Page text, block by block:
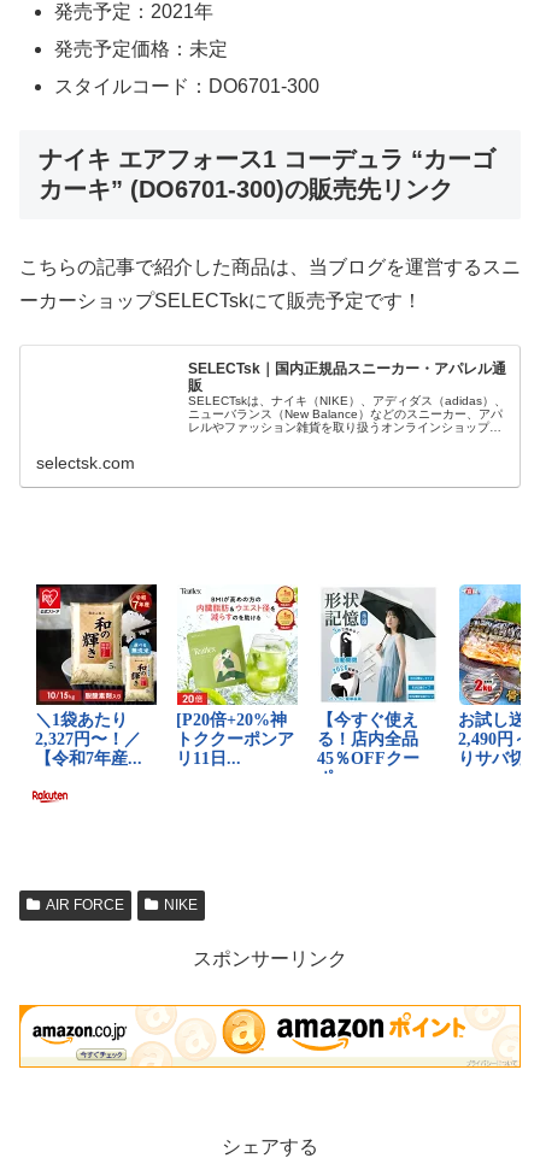
発売予定：2021年
発売予定価格：未定
スタイルコード：DO6701-300
ナイキ エアフォース1 コーデュラ “カーゴ
カーキ” (DO6701-300)の販売先リンク
こちらの記事で紹介した商品は、当ブログを運営するスニ
ーカーショップSELECTskにて販売予定です！
SELECTsk｜国内正規品スニーカー・アパレル通
販
SELECTskは、ナイキ（NIKE）、アディダス（adidas）、
ニューバランス（New Balance）などのスニーカー、アパ
レルやファッション雑貨を取り扱うオンラインショップで
selectsk.com
AIR FORCE NIKE
スポンサーリンク
シェアする